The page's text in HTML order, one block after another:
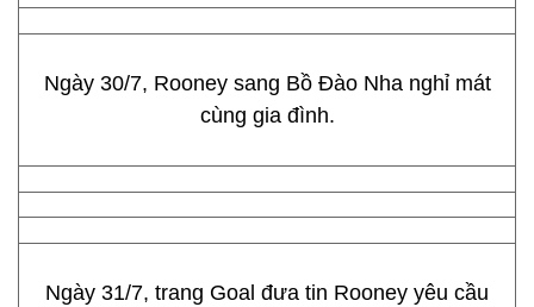
Ngày 30/7, Rooney sang Bồ Đào Nha nghỉ mát
cùng gia đình.
Ngày 31/7, trang Goal đưa tin Rooney yêu cầu